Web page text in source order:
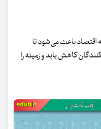
اقتصاد باعث می‌شود تا
کاهش یابد و زمینه را